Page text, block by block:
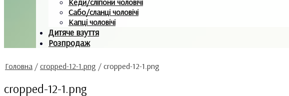
Сабо/сланці чоловічі
Капці чоловічі
Дитяче взуття
Розпродаж
Головна / cropped-12-1.png / cropped-12-1.png
cropped-12-1.png